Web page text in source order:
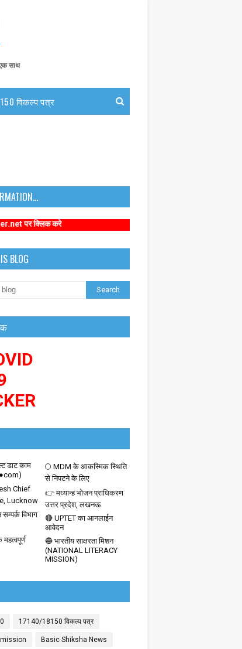
साथ
विकल्प पत्र
करे
BLOG
डाट काम
🌕 MDM के आकस्मिक स्थिति
से निपटने के लिए
Chief
Lucknow
👉 मध्यान्ह भोजन प्राधिकरण
उत्तर प्रदेश, लखनऊ
विभाग
🔴 UPTET का आनलाईन
आवेदन
🔵 भारतीय साक्षरता मिशन
(NATIONAL LITERACY
MISSION)
17140/18150 विकल्प पत्र
Basic Shiksha News